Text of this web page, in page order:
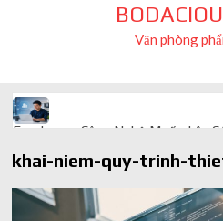
Văn phòng
Freelancer Công Nghệ Muốn Lên
Quà cá nhân hóa: vì sao
khai-niem-quy-trinh-